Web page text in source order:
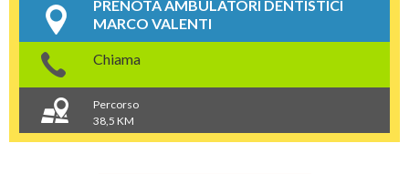
PRENOTA AMBULATORI DENTISTICI
MARCO VALENTI
Chiama
Percorso
38,5 KM